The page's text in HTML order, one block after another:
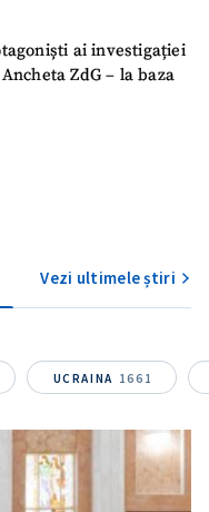
ai investigației
ZdG – la baza
Vezi ultimele știri
UCRAINA 1661